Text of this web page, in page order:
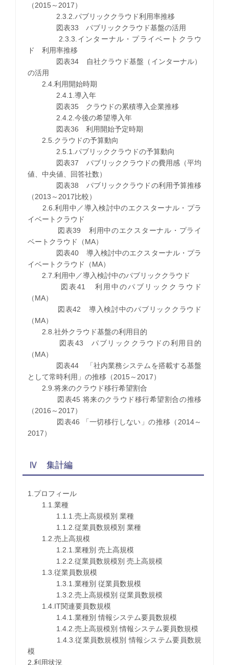
（2015～2017）
2.3.2.パブリッククラウド利用率推移
図表33 パブリッククラウド基盤の活用
2.3.3.インターナル・プライベートクラウ
ド 利用率推移
図表34 自社クラウド基盤（インターナル）
の活用
2.4.利用開始時期
2.4.1.導入年
図表35 クラウドの累積導入企業推移
2.4.2.今後の希望導入年
図表36 利用開始予定時期
2.5.クラウドの予算動向
2.5.1.パブリッククラウドの予算動向
図表37 パブリッククラウドの費用感（平均
値、中央値、回答社数）
図表38 パブリッククラウドの利用予算推移
（2013～2017比較）
2.6.利用中／導入検討中のエクスターナル・プラ
イベートクラウド
図表39 利用中のエクスターナル・プライ
ベートクラウド（MA）
図表40 導入検討中のエクスターナル・プラ
イベートクラウド（MA）
2.7.利用中／導入検討中のパブリッククラウド
図表41 利用中のパブリッククラウド
（MA）
図表42 導入検討中のパブリッククラウド
（MA）
2.8.社外クラウド基盤の利用目的
図表43 パブリッククラウドの利用目的
（MA）
図表44 「社内業務システムを搭載する基盤
として常時利用」の推移（2015～2017）
2.9.将来のクラウド移行希望割合
図表45 将来のクラウド移行希望割合の推移
（2016～2017）
図表46 「一切移行しない」の推移（2014～
2017）
Ⅳ 集計編
1.プロフィール
1.1.業種
1.1.1.売上高規模別 業種
1.1.2.従業員数規模別 業種
1.2.売上高規模
1.2.1.業種別 売上高規模
1.2.2.従業員数規模別 売上高規模
1.3.従業員数規模
1.3.1.業種別 従業員数規模
1.3.2.売上高規模別 従業員数規模
1.4.IT関連要員数規模
1.4.1.業種別 情報システム要員数規模
1.4.2.売上高規模別 情報システム要員数規模
1.4.3.従業員数規模別 情報システム要員数規
模
2.利用状況